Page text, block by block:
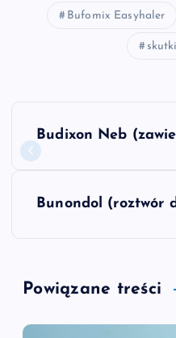
Bufomix Easyhaler
N
a
g
a
Budixon Neb
Bunondol (roztwór
Powiązane treści